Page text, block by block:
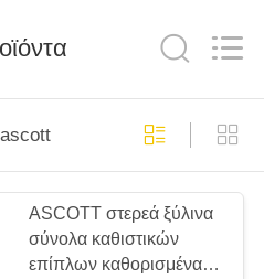
ASCOTT στερεά ξύλινα
σύνολα καθιστικών
επίπλων καθορισμένα